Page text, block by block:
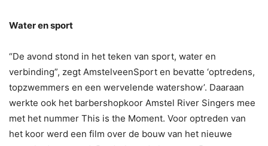
Water en sport
“De avond stond in het teken van sport, water en
verbinding”, zegt AmstelveenSport en bevatte ‘optredens,
topzwemmers en een wervelende watershow’. Daaraan
werkte ook het barbershopkoor Amstel River Singers mee
met het nummer This is the Moment. Voor optreden van
het koor werd een film over de bouw van het nieuwe